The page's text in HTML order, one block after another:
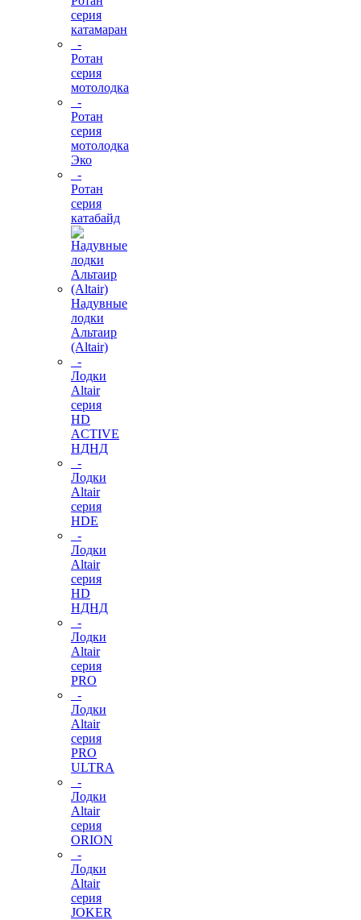
серия
катамаран
-
Ротан
серия
мотолодка
-
Ротан
серия
мотолодка
Эко
-
Ротан
серия
катабайд
Надувные
лодки
Альтаир
(Altair)
-
Лодки
Altair
серия
HD
ACTIVE
НДНД
-
Лодки
Altair
серия
HDE
-
Лодки
Altair
серия
HD
НДНД
-
Лодки
Altair
серия
PRO
-
Лодки
Altair
серия
PRO
ULTRA
-
Лодки
Altair
серия
ORION
-
Лодки
Altair
серия
JOKER